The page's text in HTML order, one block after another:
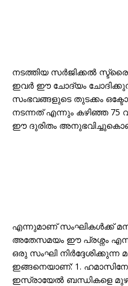
നടത്തിയ സർജിക്കൽ
ഇവർ ഈ ചോദ്യം
സംഭവങ്ങളുടെ തുടക്കം
നടന്നത് എന്നും കഴിഞ്ഞ 75
ഈ ദുരിതം
എന്നുമാണ് സംഘികൾക്ക്
അതേസമയം ഈ പ്രശ്നം
ഒരു സംഘി നിർദ്ദേശിക്കുന്ന
ഇങ്ങനെയാണ്: 1.
ഇസ്രായേൽ ബന്ധികളെ